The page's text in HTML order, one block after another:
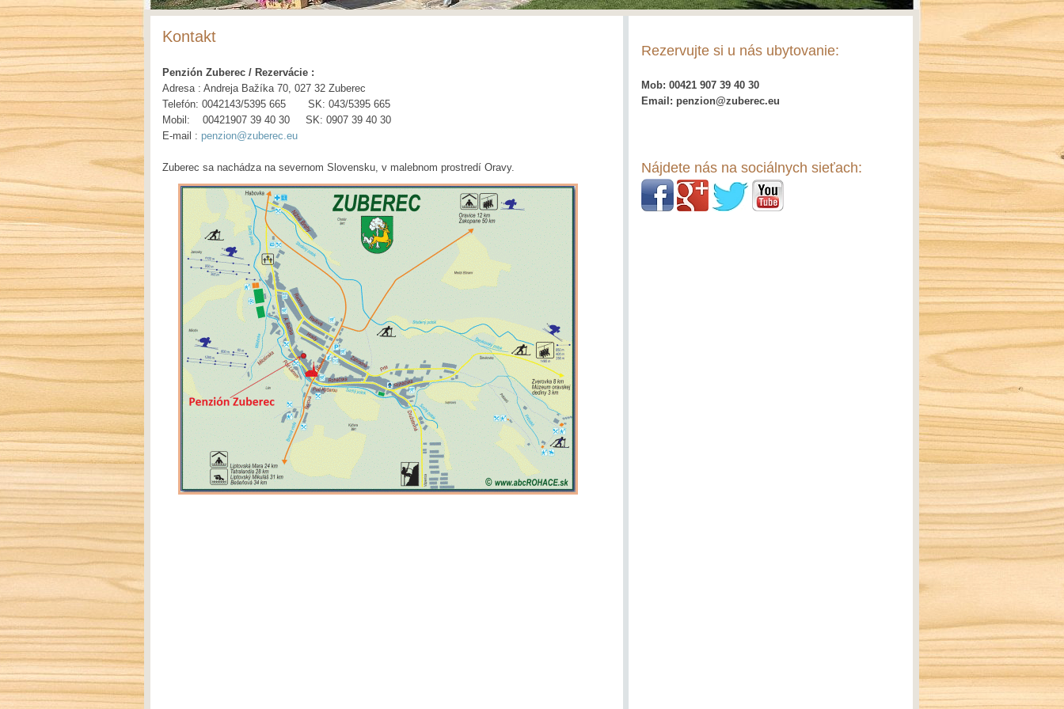
Kontakt
Penzión Zuberec / Rezervácie :
Adresa : Andreja Bažíka 70, 027 32 Zuberec
Telefón: 0042143/5395 665 SK: 043/5395 665
Mobil: 00421907 39 40 30 SK: 0907 39 40 30
E-mail : penzion@zuberec.eu
Zuberec sa nachádza na severnom Slovensku, v malebnom prostredí Oravy.
Rezervujte si u nás ubytovanie:
Mob: 00421 907 39 40 30
Email: penzion@zuberec.eu
Nájdete nás na sociálnych sieťach: